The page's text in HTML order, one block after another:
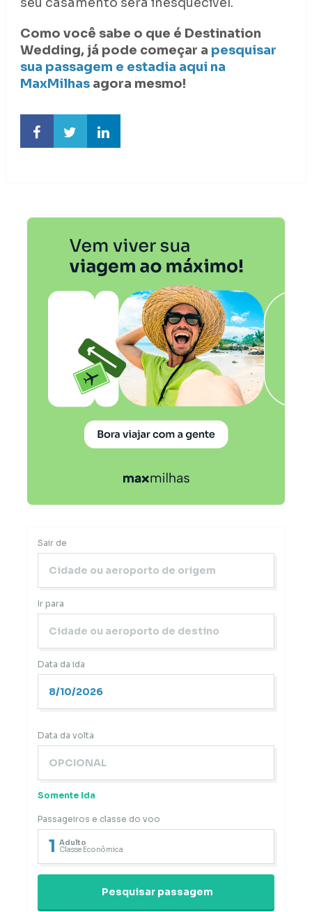
Como você sabe o que é Destination
Wedding, já pode começar a pesquisar
sua passagem e estadia aqui na
MaxMilhasagora mesmo!
Sair de
Ir para
Data da ida
Data da volta
Somente Ida
Passageiros e classe do voo
1 Adulto
Classe Econômica
Pesquisar passagem